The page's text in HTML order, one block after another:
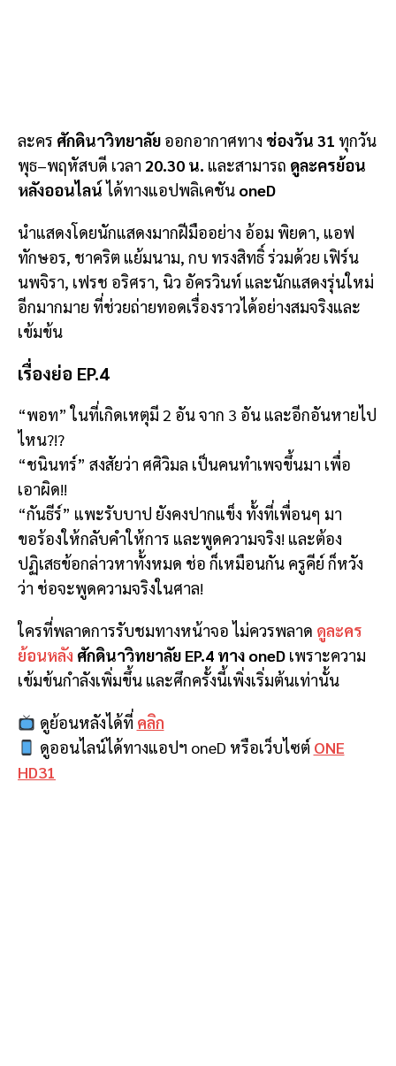
ละคร ศักดินาวิทยาลัย ออกอากาศทาง ช่องวัน 31 ทุกวัน
พุธ–พฤหัสบดี เวลา 20.30 น. และสามารถ ดูละครย้อน
หลังออนไลน์ ได้ทางแอปพลิเคชัน oneD
นำแสดงโดยนักแสดงมากฝีมืออย่าง อ้อม พิยดา, แอฟ
ทักษอร, ชาคริต แย้มนาม, กบ ทรงสิทธิ์ ร่วมด้วย เฟิร์น
นพจิรา, เฟรช อริศรา, นิว อัครวินท์ และนักแสดงรุ่นใหม่
อีกมากมาย ที่ช่วยถ่ายทอดเรื่องราวได้อย่างสมจริงและ
เข้มข้น
เรื่องย่อ EP.4
“พอท” ในที่เกิดเหตุมี 2 อัน จาก 3 อัน และอีกอันหายไป
ไหน?!?
“ชนินทร์” สงสัยว่า ศศิวิมล เป็นคนทำเพจขึ้นมา เพื่อ
เอาผิด!!
“กันธีร์” แพะรับบาป ยังคงปากแข็ง ทั้งที่เพื่อนๆ มา
ขอร้องให้กลับคำให้การ และพูดความจริง! และต้อง
ปฏิเสธข้อกล่าวหาทั้งหมด ช่อ ก็เหมือนกัน ครูคีย์ ก็หวัง
ว่า ช่อจะพูดความจริงในศาล!
ใครที่พลาดการรับชมทางหน้าจอ ไม่ควรพลาด ดูละคร
ย้อนหลัง ศักดินาวิทยาลัย EP.4 ทาง oneD เพราะความ
เข้มข้นกำลังเพิ่มขึ้น และศึกครั้งนี้เพิ่งเริ่มต้นเท่านั้น
ดูย้อนหลังได้ที่ คลิก
ดูออนไลน์ได้ทางแอปฯ oneD หรือเว็บไซต์ ONE
HD31